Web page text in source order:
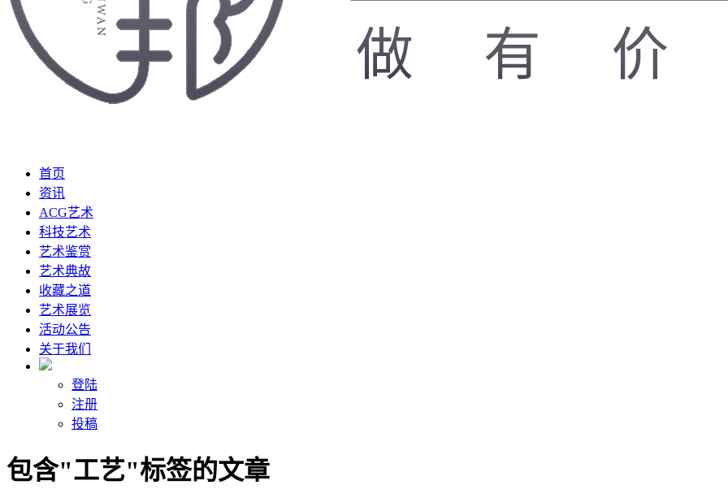
首页
资讯
ACG艺术
科技艺术
艺术鉴赏
艺术典故
收藏之道
艺术展览
活动公告
关于我们
登陆
注册
投稿
包含"工艺"标签的文章